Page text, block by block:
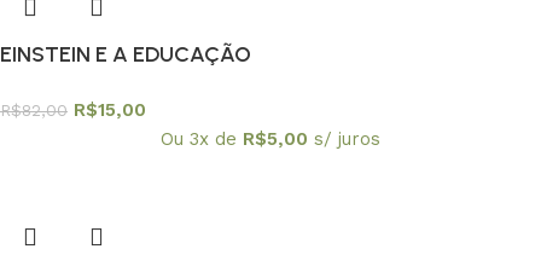
EINSTEIN E A EDUCAÇÃO
R$82,00 R$15,00
Ou 3x de R$5,00 s/ juros